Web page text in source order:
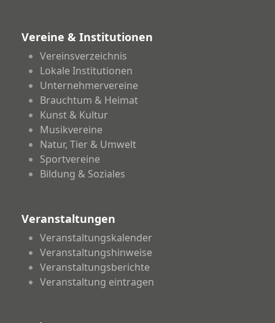
Vereine & Institutionen
Vereinsverzeichnis
Lokale Institutionen
Unternehmervereine
Brauchtum & Heimat
Kunst & Kultur
Musikvereine
Natur, Tier & Umwelt
Sportvereine
Bildung & Soziales
Veranstaltungen
Veranstaltungskalender
Veranstaltungshinweise
Veranstaltungsberichte
Veranstaltung eintragen